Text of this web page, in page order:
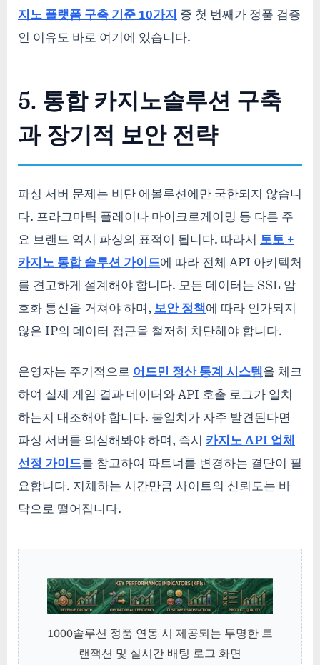
지노 플랫폼 구축 기준 10가지 중 첫 번째가 정품 검증
인 이유도 바로 여기에 있습니다.
5. 통합 카지노솔루션 구축
과 장기적 보안 전략
파싱 서버 문제는 비단 에볼루션에만 국한되지 않습니
다. 프라그마틱 플레이나 마이크로게이밍 등 다른 주
요 브랜드 역시 파싱의 표적이 됩니다. 따라서 토토 +
카지노 통합 솔루션 가이드에 따라 전체 API 아키텍처
를 견고하게 설계해야 합니다. 모든 데이터는 SSL 암
호화 통신을 거쳐야 하며, 보안 정책에 따라 인가되지
않은 IP의 데이터 접근을 철저히 차단해야 합니다.
운영자는 주기적으로 어드민 정산 통계 시스템 을 체크
하여 실제 게임 결과 데이터와 API 호출 로그가 일치
하는지 대조해야 합니다. 불일치가 자주 발견된다면
파싱 서버를 의심해봐야 하며, 즉시 카지노 API 업체
선정 가이드를 참고하여 파트너를 변경하는 결단이 필
요합니다. 지체하는 시간만큼 사이트의 신뢰도는 바
닥으로 떨어집니다.
1000솔루션 정품 연동 시 제공되는 투명한 트
랜잭션 및 실시간 배팅 로그 화면